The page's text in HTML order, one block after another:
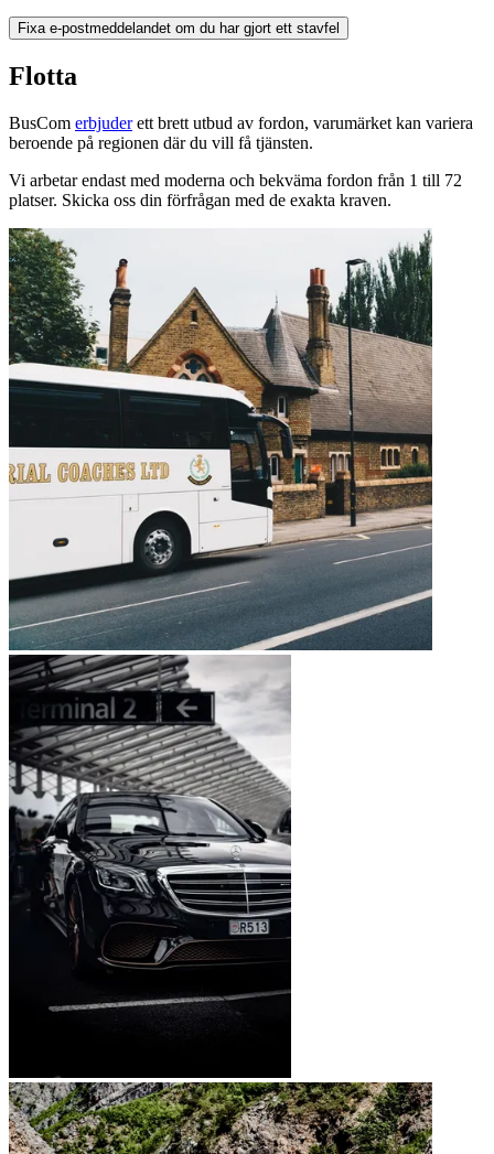
Fixa e-postmeddelandet om du har gjort ett stavfel
Flotta
BusCom erbjuderett brett utbud av fordon, varumärket kan variera
beroende på regionen där du vill få tjänsten.
Vi arbetar endast med moderna och bekväma fordon från 1 till 72
platser. Skicka oss din förfrågan med de exakta kraven.